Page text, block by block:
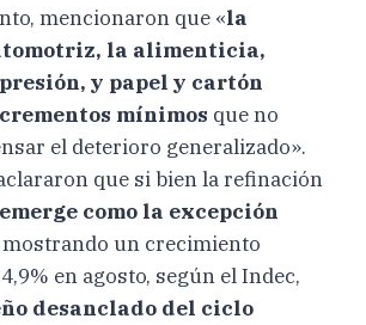
mencionaron que «la
la alimenticia,
y papel y cartón
mínimos que no
el deterioro generalizado».
que si bien la refinación
como la excepción
mostrando un crecimiento
en agosto, según el Indec,
desanclado del ciclo